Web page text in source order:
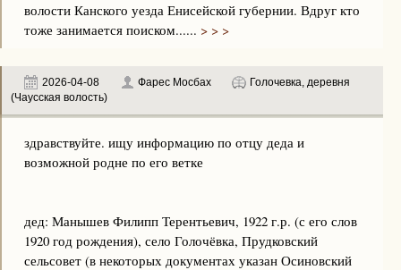
волости Канского уезда Енисейской губернии. Вдруг кто
тоже занимается поиском...... > > >
2026-04-08 Фарес Мосбах
Голочевка, деревня
(Чаусская волость)
здравствуйте. ищу информацию по отцу деда и
возможной родне по его ветке
дед: Манышев Филипп Терентьевич, 1922 г.р. (с его слов
1920 год рождения), село Голочёвка, Прудковский
сельсовет (в некоторых документах указан Осиновский